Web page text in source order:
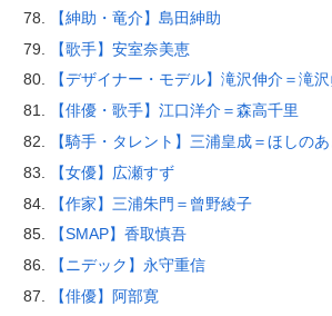
【紳助・竜介】島田紳助
【歌手】安室奈美恵
【デザイナー・モデル】滝沢伸介＝滝
【俳優・歌手】江口洋介＝森高千里
【騎手・タレント】三浦皇成＝ほしのあ
【女優】広瀬すず
【作家】三浦朱門＝曾野綾子
【SMAP】香取慎吾
【ニデック】永守重信
【俳優】阿部寛